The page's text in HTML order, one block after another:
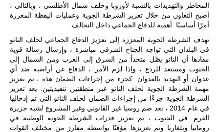
المخاطر والتهديدات بالنسبة لأوروبا وحلف شمال الأطلسي ، وبالتالي ،
أصبح التعاون من خلال تعزيز الشرطة الجوية وعمليات اليقظة المعززة
أمرًا أساسيًا. أهمية للدفاع الجماعي داخل التحالف.
تهدف الشرطة الجوية المعززة إلى تعزيز الدفاع الجماعي لحلف الناتو
في البلدان التي تواجه الجناح الشرقي مباشرة ، وإرسال رسالة قوية
مفادها أن الناتو يظل متحداً من الشرق إلى الغرب ومن الشمال إلى
الجنوب ومستعد للردع ، وإذا لزم الأمر ، الدفاع عن أراضيه ضد أي
عدوان أو التهديد بالعدوان. كجزء من إجراءات الضمان هذه ، تم تعزيز
مهمة الشرطة الجوية لحلف الناتو عبر منطقتين تنفيذيتين. يعد تعزيز
الشرطة الجوية جزءًا من إجراءات الضمان لحلف الناتو التي تم إدخالها
في عام 2014 ، بعد ضم روسيا غير القانوني وغير المشروع لشبه جزيرة
القرم. في الجنوب ، تم تعزيز قدرات الشرطة الجوية الوطنية في
رومانيا وبلغاريا وتم تعزيزها مؤقتًا بواسطة مفارز من مختلف القوات